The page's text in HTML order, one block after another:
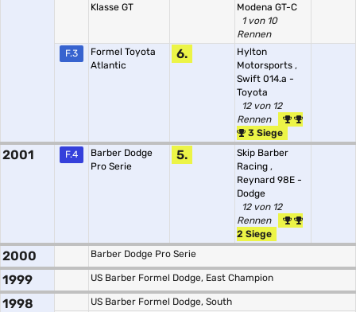
Klasse GT
Modena GT-C
1 von 10
Rennen
F.3
Formel Toyota
Atlantic
6.
Hylton
Motorsports ,
Swift 014.a -
Toyota
12 von 12
Rennen
3 Siege
2001 F.4
Barber Dodge
Pro Serie
5.
Skip Barber
Racing ,
Reynard 98E -
Dodge
12 von 12
Rennen
2 Siege
2000 Barber Dodge Pro Serie
1999 US Barber Formel Dodge, East Champion
1998
US Barber Formel Dodge, South